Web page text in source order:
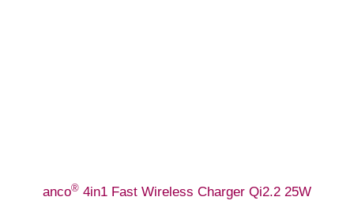
anco® 4in1 Fast Wireless Charger Qi2.2 25W